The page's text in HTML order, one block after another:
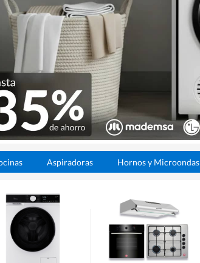
Aspiradoras Hornos y Microondas